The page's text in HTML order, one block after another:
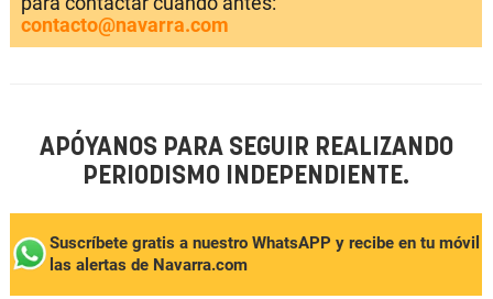
contacto@navarra.com
APÓYANOS PARA SEGUIR REALIZANDO
PERIODISMO INDEPENDIENTE.
Suscríbete gratis a nuestro WhatsAPP y recibe en tu móvil
las alertas de Navarra.com